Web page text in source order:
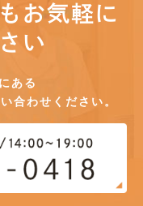
お気軽に
い
ある
合わせください。